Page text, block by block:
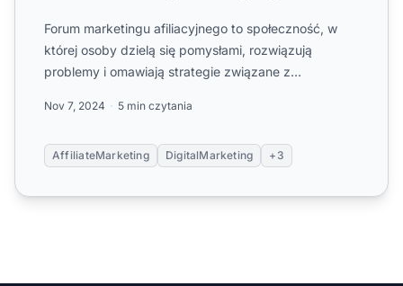
Forum marketingu afiliacyjnego to społeczność, w
której osoby dzielą się pomysłami, rozwiązują
problemy i omawiają strategie związane z
Nov 7, 2024 5 min czytania
AffiliateMarketing DigitalMarketing +3